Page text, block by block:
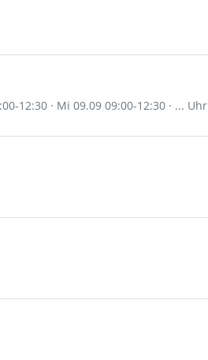
12:30 · Mi 09.09 09:00-12:30 · ... Uhr